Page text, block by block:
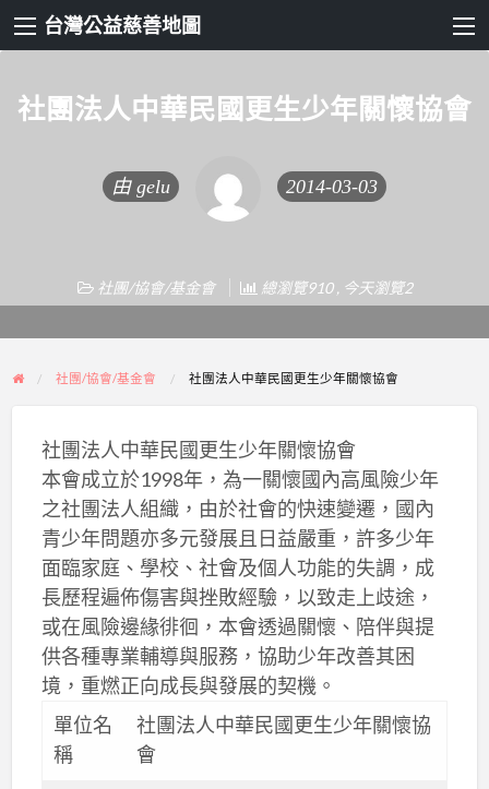
台灣公益慈善地圖
社團法人中華民國更生少年關懷協會
由 gelu 2014-03-03
社團/協會/基金會 總瀏覽910 , 今天瀏覽2
社團/協會/基金會 社團法人中華民國更生少年關懷協會
社團法人中華民國更生少年關懷協會
本會成立於1998年，為一關懷國內高風險少年
之社團法人組織，由於社會的快速變遷，國內
青少年問題亦多元發展且日益嚴重，許多少年
面臨家庭、學校、社會及個人功能的失調，成
長歷程遍佈傷害與挫敗經驗，以致走上歧途，
或在風險邊緣徘徊，本會透過關懷、陪伴與提
供各種專業輔導與服務，協助少年改善其困
境，重燃正向成長與發展的契機。
單位名
稱
社團法人中華民國更生少年關懷協
會